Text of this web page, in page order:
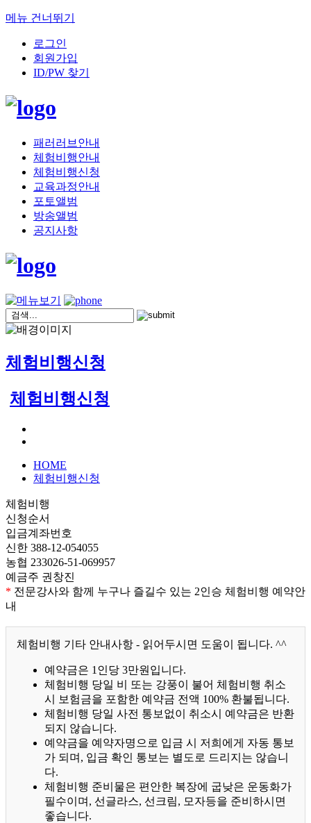
메뉴 건너뛰기
로그인
회원가입
ID/PW 찾기
패러러브안내
체험비행안내
체험비행신청
교육과정안내
포토앨범
방송앨범
공지사항
체험비행신청
체험비행신청
HOME
체험비행신청
체험비행
신청순서
입금계좌번호
신한 388-12-054055
농협 233026-51-069957
예금주 권창진
* 전문강사와 함께 누구나 즐길수 있는 2인승 체험비행 예약안
내
체험비행 기타 안내사항 - 읽어두시면 도움이 됩니다. ^^
예약금은 1인당 3만원입니다.
체험비행 당일 비 또는 강풍이 불어 체험비행 취소
시 보험금을 포함한 예약금 전액 100% 환불됩니다.
체험비행 당일 사전 통보없이 취소시 예약금은 반환
되지 않습니다.
예약금을 예약자명으로 입금 시 저희에게 자동 통보
가 되며, 입금 확인 통보는 별도로 드리지는 않습니
다.
체험비행 준비물은 편안한 복장에 굽낮은 운동화가
필수이며, 선글라스, 선크림, 모자등을 준비하시면
좋습니다.